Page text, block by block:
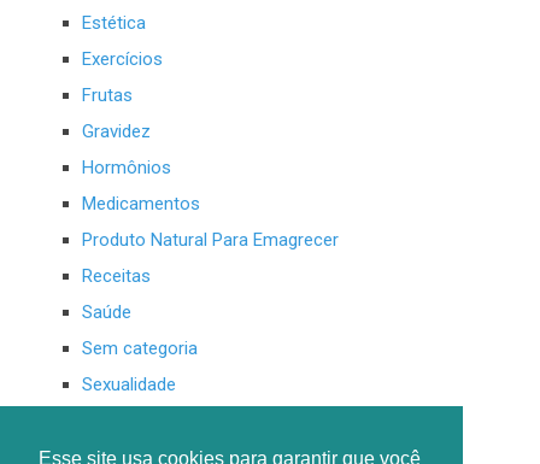
Esse site usa cookies para garantir que você
Estética
Exercícios
Frutas
Gravidez
Hormônios
Medicamentos
Produto Natural Para Emagrecer
Receitas
Saúde
Sem categoria
Sexualidade
Suplementos